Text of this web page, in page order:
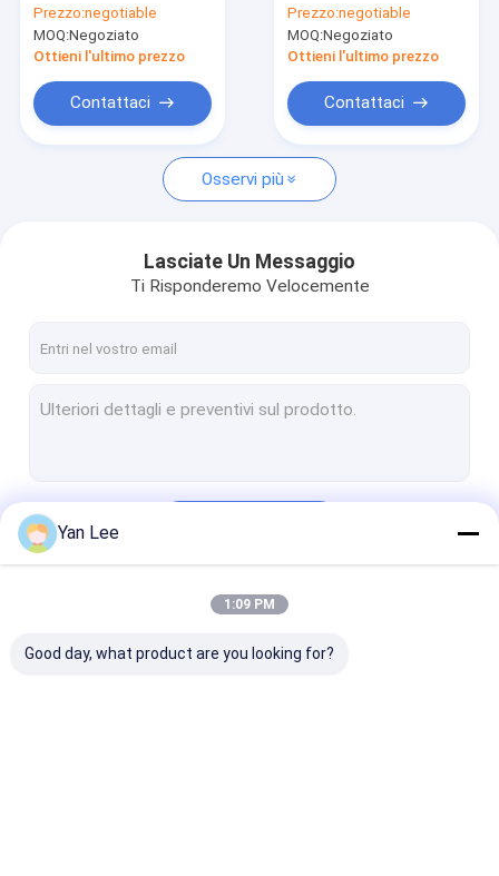
Controllo di qualità
Contattici
Richieda una citazione
Alloggio ceramico
Ceramica metallizzata dell'allumina
Sensore di pressione ceramico
di zirconio di CNC
Prezzo:negotiable
MOQ:Negoziato
Ottieni l'ultimo prezzo
Contattaci
ceramiche di
biossido di zirconio
refrattario
Prezzo:negotiable
MOQ:Negoziato
Ottieni l'ultimo prezzo
Contattaci
Osservi più
Lasciate Un Messaggio
Ti Risponderemo Velocemente
Yan Lee
1:09 PM
Good day, what product are you looking for?